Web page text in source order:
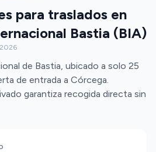
para traslados en
Bastia (BIA)
de Bastia, ubicado a solo 25
de entrada a Córcega.
garantiza recogida directa sin